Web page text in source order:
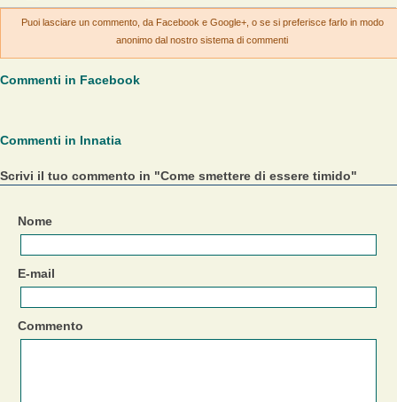
Puoi lasciare un commento, da Facebook e Google+, o se si preferisce farlo in modo
anonimo dal nostro sistema di commenti
Commenti in Facebook
Commenti in Innatia
Scrivi il tuo commento in "Come smettere di essere timido"
Nome
E-mail
Commento